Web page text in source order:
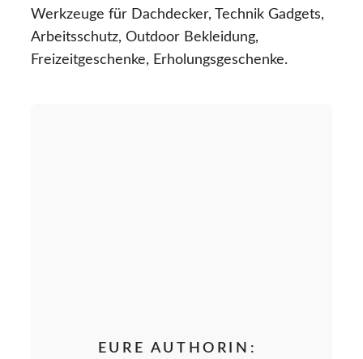
Werkzeuge für Dachdecker, Technik Gadgets,
Arbeitsschutz, Outdoor Bekleidung,
Freizeitgeschenke, Erholungsgeschenke.
EURE AUTHORIN: